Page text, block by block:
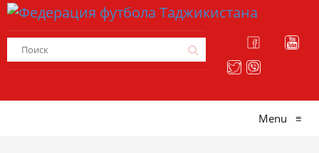
Menu ≡